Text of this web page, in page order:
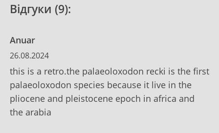
Відгуки (9):
Anuar
26.08.2024
this is a retro.the palaeoloxodon recki is the first
palaeoloxodon species because it live in the
pliocene and pleistocene epoch in africa and
the arabia